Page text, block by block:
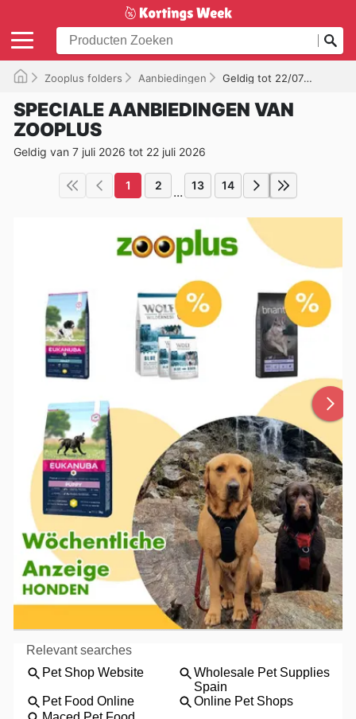
Zooplus folders Aanbiedingen Geldig tot 22/07/2026
SPECIALE AANBIEDINGEN VAN
ZOOPLUS
Geldig van 7 juli 2026 tot 22 juli 2026
1 2 ... 13 14